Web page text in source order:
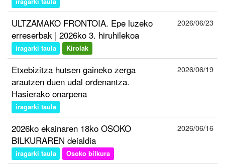
ULTZAMAKO FRONTOIA. Epe luzeko
erreserbak | 2026ko 3. hiruhilekoa
iragarki taula Kirolak
2026/06/23
Etxebizitza hutsen gaineko zerga
arautzen duen udal ordenantza.
Hasierako onarpena
iragarki taula
2026/06/19
2026ko ekainaren 18ko OSOKO
BILKURAREN deialdia
iragarki taula Osoko bilkura
2026/06/16